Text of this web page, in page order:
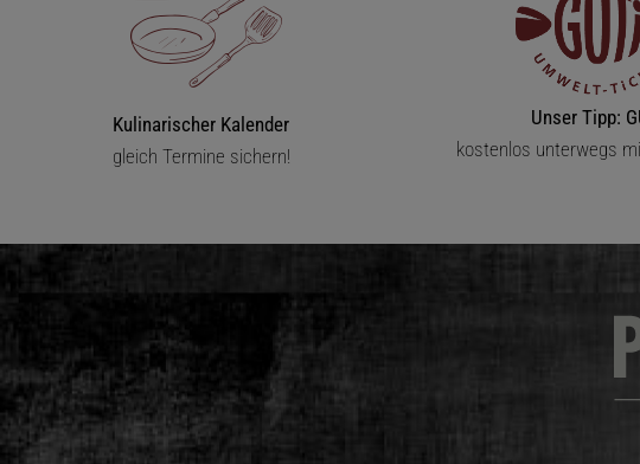
Kulinarischer Kalender
gleich Termine sichern!
Unser Tipp:
kostenlos unterwegs